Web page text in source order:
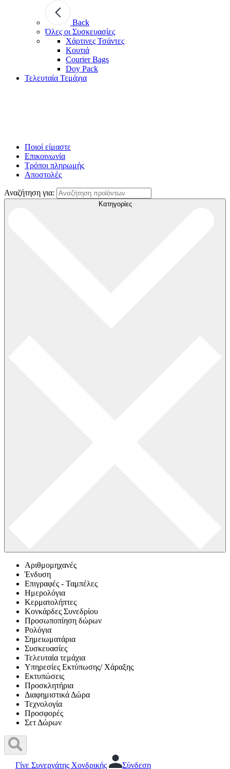
Back
Όλες οι Συσκευασίες
Χάρτινες Τσάντες
Κουτιά
Courier Bags
Doy Pack
Τελευταία Τεμάχια
Ποιοί είμαστε
Επικοινωνία
Τρόποι πληρωμής
Αποστολές
Αναζήτηση για:
Κατηγορίες
Αριθμομηχανές
Ένδυση
Επιγραφές - Ταμπέλες
Ημερολόγια
Κερματολήπτες
Κονκάρδες Συνεδρίου
Προσωποπίηση δώρων
Ρολόγια
Σημειωματάρια
Συσκευασίες
Τελευταία τεμάχια
Υπηρεσίες Εκτύπωσης/ Χάραξης
Εκτυπώσεις
Προσκλητήρια
Διαφημιστικά Δώρα
Τεχνολογία
Προσφορές
Σετ Δώρων
Γίνε Συνεργάτης Χονδρικής Σύνδεση